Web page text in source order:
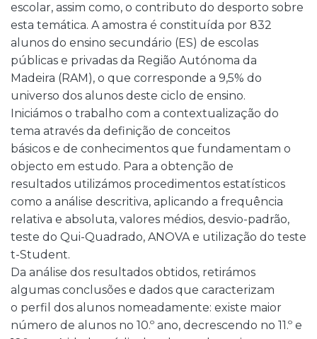
escolar, assim como, o contributo do desporto sobre
esta temática. A amostra é constituída por 832
alunos do ensino secundário (ES) de escolas
públicas e privadas da Região Autónoma da
Madeira (RAM), o que corresponde a 9,5% do
universo dos alunos deste ciclo de ensino.
Iniciámos o trabalho com a contextualização do
tema através da definição de conceitos
básicos e de conhecimentos que fundamentam o
objecto em estudo. Para a obtenção de
resultados utilizámos procedimentos estatísticos
como a análise descritiva, aplicando a frequência
relativa e absoluta, valores médios, desvio-padrão,
teste do Qui-Quadrado, ANOVA e utilização do teste
t-Student.
Da análise dos resultados obtidos, retirámos
algumas conclusões e dados que caracterizam
o perfil dos alunos nomeadamente: existe maior
número de alunos no 10.º ano, decrescendo no 11.º e